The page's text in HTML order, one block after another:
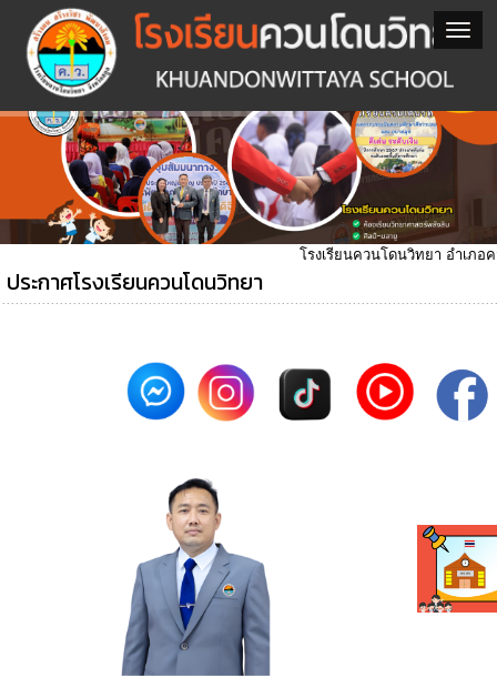
โรงเรียนควนโดนวิทยา อำเภอคว
ประกาศโรงเรียนควนโดนวิทยา